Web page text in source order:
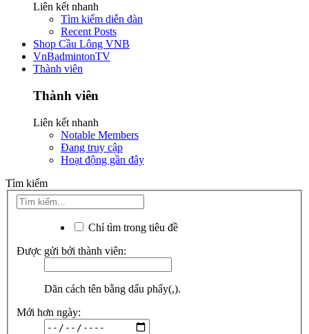
Liên kết nhanh
Tìm kiếm diễn đàn
Recent Posts
Shop Cầu Lông VNB
VnBadmintonTV
Thành viên
Thành viên
Liên kết nhanh
Notable Members
Đang truy cập
Hoạt động gần đây
Tìm kiếm
Chỉ tìm trong tiêu đề
Được gửi bởi thành viên:
Dãn cách tên bằng dấu phẩy(,).
Mới hơn ngày: